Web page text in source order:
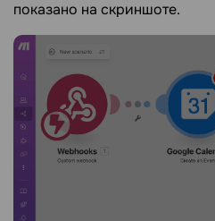
показано на скриншоте.